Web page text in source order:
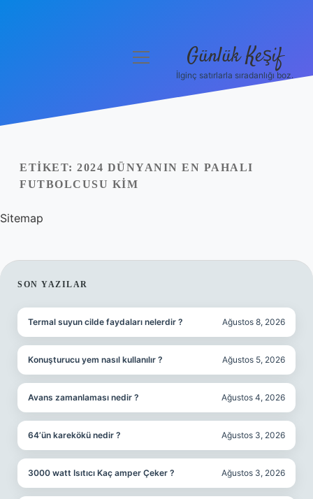
Yasal Uyarı
menüyü
Günlük Keşif
İlginç satırlarla sıradanlığı boz.
ETIKET: 2024 DÜNYANIN EN PAHALI
FUTBOLCUSU KIM
Sitemap
SIDEBAR
SON YAZILAR
Termal suyun cilde faydaları nelerdir ? Ağustos 8, 2026
Konuşturucu yem nasıl kullanılır ? Ağustos 5, 2026
Avans zamanlaması nedir ? Ağustos 4, 2026
64’ün karekökü nedir ? Ağustos 3, 2026
3000 watt Isıtıcı Kaç amper Çeker ? Ağustos 3, 2026